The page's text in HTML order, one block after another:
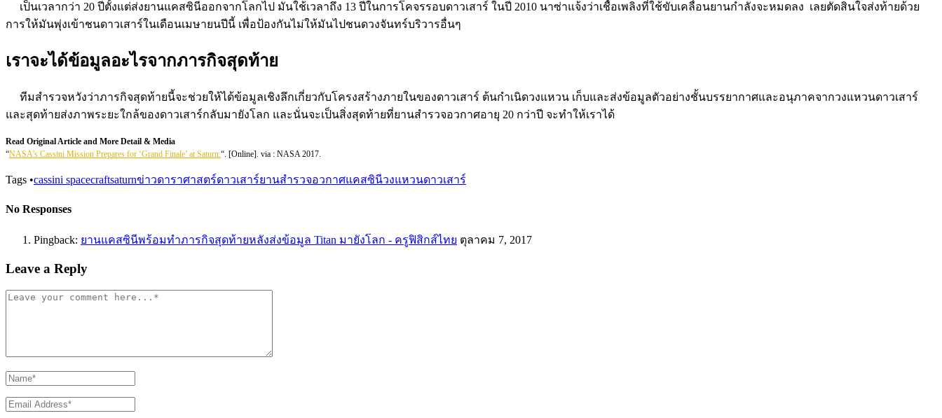
เป็นเวลากว่า 20 ปีตั้งแต่ส่งยานแคสซินีออกจากโลกไป มันใช้เวลาถึง 13 ปีในการโคจรรอบดาวเสาร์ ในปี 2010 นาซ่าแจ้งว่าเชื้อเพลิงที่ใช้ขับเคลื่อนยานกำลังจะหมดลง เลยตัดสินใจส่งท้ายด้วย
การให้มันพุ่งเข้าชนดาวเสาร์ในเดือนเมษายนปีนี้ เพื่อป้องกันไม่ให้มันไปชนดวงจันทร์บริวารอื่นๆ
เราจะได้ข้อมูลอะไรจากภารกิจสุดท้าย
ทีมสำรวจหวังว่าภารกิจสุดท้ายนี้จะช่วยให้ได้ข้อมูลเชิงลึกเกี่ยวกับโครงสร้างภายในของดาวเสาร์ ต้นกำเนิดวงแหวน เก็บและส่งข้อมูลตัวอย่างชั้นบรรยากาศและอนุภาคจากวงแหวนดาวเสาร์
และสุดท้ายส่งภาพระยะใกล้ของดาวเสาร์กลับมายังโลก และนั่นจะเป็นสิ่งสุดท้ายที่ยานสำรวจอวกาศอายุ 20 กว่าปี จะทำให้เราได้
Read Original Article and More Detail & Media
“NASA’s Cassini Mission Prepares for ‘Grand Finale’ at Saturn.“. [Online]. via : NASA 2017.
Tags •cassini spacecraftsaturnข่าวดาราศาสตร์ดาวเสาร์ยานสำรวจอวกาศแคสซินีวงแหวนดาวเสาร์
No Responses
Pingback: ยานแคสซินีพร้อมทำภารกิจสุดท้ายหลังส่งข้อมูล Titan มายังโลก - ครูฟิสิกส์ไทย ตุลาคม 7, 2017
Leave a Reply